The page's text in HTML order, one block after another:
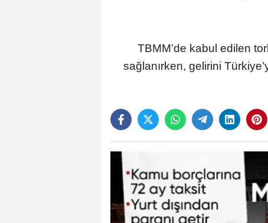
TBMM’de kabul edilen
sağlanırken, gelirini